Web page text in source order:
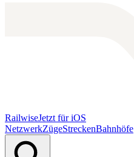
RailwiseJetzt für iOS
NetzwerkZügeStreckenBahnhöfe